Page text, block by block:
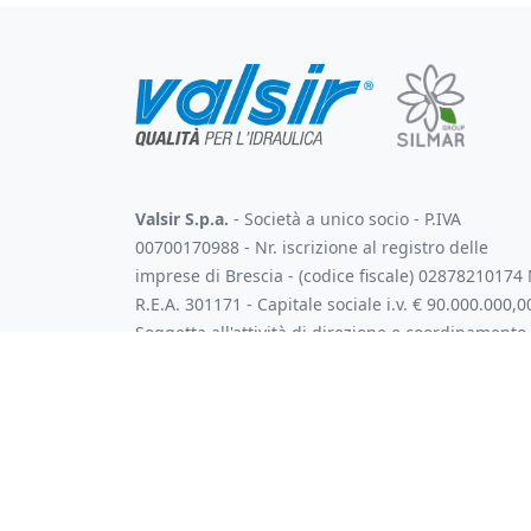
Valsir S.p.a. - Società a unico socio - P.IVA
00700170988 - Nr. iscrizione al registro delle
imprese di Brescia - (codice fiscale) 02878210174
R.E.A. 301171 - Capitale sociale i.v. €
Soggetta all'attività di direzione e coordinamento